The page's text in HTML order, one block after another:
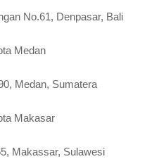
No.61, Denpasar, Bali
Medan
Medan, Sumatera
Makasar
Makassar, Sulawesi